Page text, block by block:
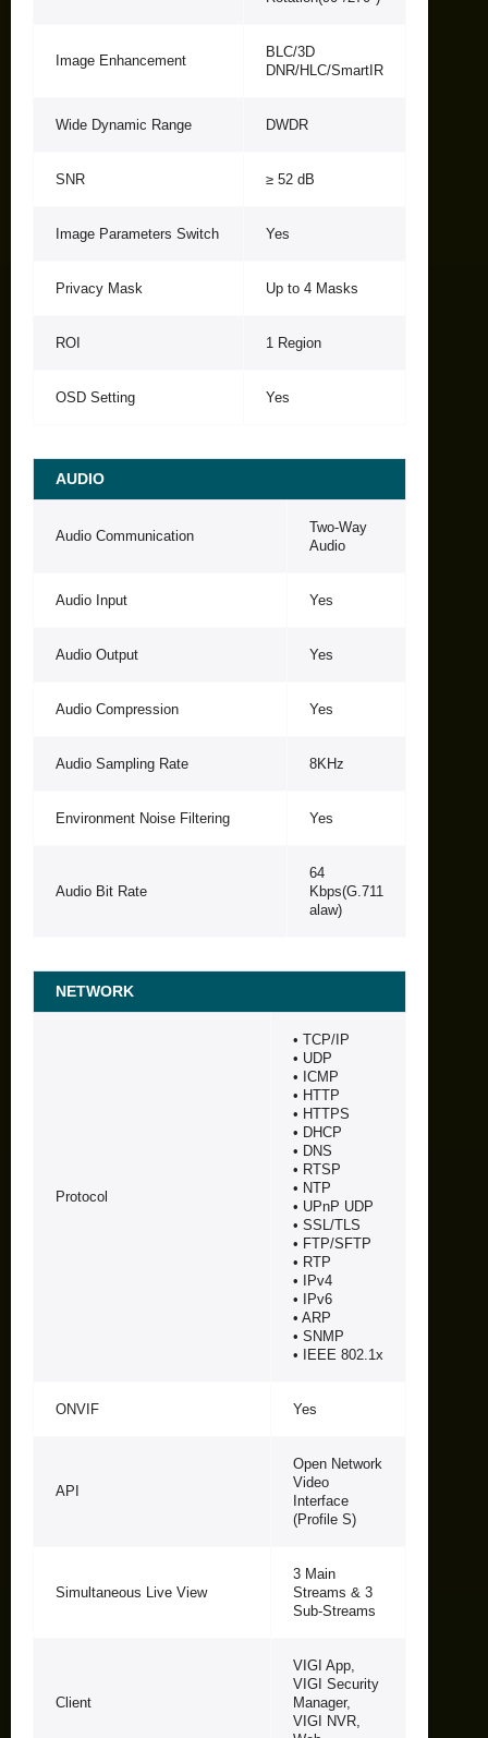
Image Enhancement
BLC/3D
DNR/HLC/SmartIR
Wide Dynamic Range DWDR
SNR ≥ 52 dB
Image Parameters Switch Yes
Privacy Mask Up to 4 Masks
ROI 1 Region
OSD Setting Yes
AUDIO
Audio Communication
Two-Way
Audio
Audio Input Yes
Audio Output Yes
Audio Compression Yes
Audio Sampling Rate 8KHz
Environment Noise Filtering Yes
Audio Bit Rate
64
Kbps(G.711
alaw)
NETWORK
Protocol
• TCP/IP
• UDP
• ICMP
• HTTP
• HTTPS
• DHCP
• DNS
• RTSP
• NTP
• UPnP UDP
• SSL/TLS
• FTP/SFTP
• RTP
• IPv4
• IPv6
• ARP
• SNMP
• IEEE 802.1x
ONVIF Yes
API
Open Network
Video
Interface
(Profile S)
Simultaneous Live View
3 Main
Streams & 3
Sub-Streams
Client
VIGI App,
VIGI Security
Manager,
VIGI NVR,